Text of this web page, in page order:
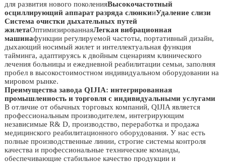
для развития нового поколенияВысокочастотный
осциллирующий аппарат разряда слюнкииУдаление слизи
Система очистки дыхательных путей
жилетаОптимизированнаяЛегкая вибрационная
машинафункции регулируемой частоты, портативный дизайн,
дыхающий носимый жилет и интеллектуальная функция
тайминга, адаптируясь к двойным сценариям клинического
лечения больницы и ежедневной реабилитации семьи, заполняя
пробел в высокостоимостном индивидуальном оборудовании на
мировом рынке.
Преимущества завода QIJIA: интегрированная
промышленность и торговля с индивидуальными услугами
В отличие от обычных торговых компаний, QIJIA является
профессиональным производителем, интегрирующим
независимые R& D, производство, переработка и продажа
медицинского реабилитационного оборудования. У нас есть
полные производственные линии, строгие системы контроля
качества и профессиональные технические команды,
обеспечивающие стабильное качество продукции и